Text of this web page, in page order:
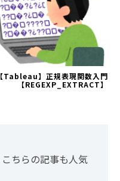
【Tableau】正規表現関数入門
【REGEXP_EXTRACT】
こちらの記事も人気